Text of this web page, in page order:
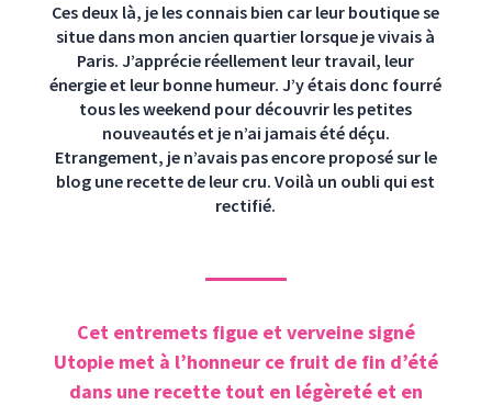
Ces deux là, je les connais bien car leur boutique se
situe dans mon ancien quartier lorsque je vivais à
Paris. J’apprécie réellement leur travail, leur
énergie et leur bonne humeur. J’y étais donc fourré
tous les weekend pour découvrir les petites
nouveautés et je n’ai jamais été déçu.
Etrangement, je n’avais pas encore proposé sur le
blog une recette de leur cru. Voilà un oubli qui est
rectifié.
Cet entremets figue et verveine signé
Utopie met à l’honneur ce fruit de fin d’été
dans une recette tout en légèreté et en